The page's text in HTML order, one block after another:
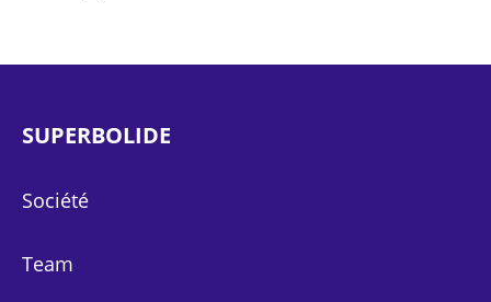
SUPERBOLIDE
Société
Team